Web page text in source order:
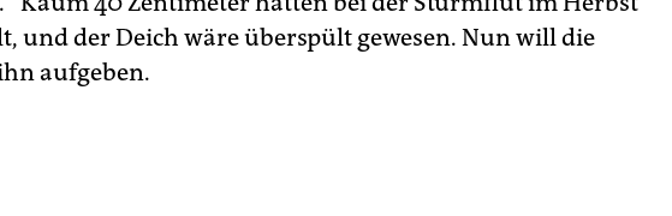
und der Deich wäre überspült gewesen. Nun will die
aufgeben.